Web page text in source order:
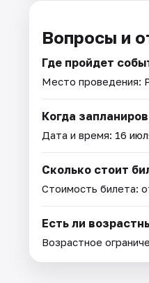
Вопросы и
Где пройдет
Место проведения:
Когда
Дата и время: 16
Сколько стоит
Стоимость билета:
Есть ли
Возрастное